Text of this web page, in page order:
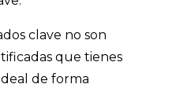
clave no son
que tienes
de forma